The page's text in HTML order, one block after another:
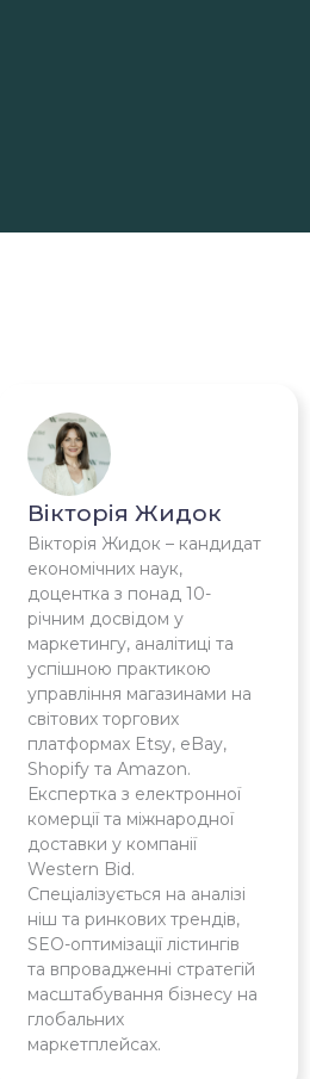
Вікторія Жидок
Вікторія Жидок – кандидат
економічних наук,
доцентка з понад 10-
річним досвідом у
маркетингу, аналітиці та
успішною практикою
управління магазинами на
світових торгових
платформах Etsy, eBay,
Shopify та Amazon.
Експертка з електронної
комерції та міжнародної
доставки у компанії
Western Bid.
Спеціалізується на аналізі
ніш та ринкових трендів,
SEO-оптимізації лістингів
та впровадженні стратегій
масштабування бізнесу на
глобальних
маркетплейсах.